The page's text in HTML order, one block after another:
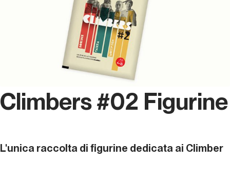
Climbers #02 Figurine
L'unica raccolta di figurine dedicata ai Climber